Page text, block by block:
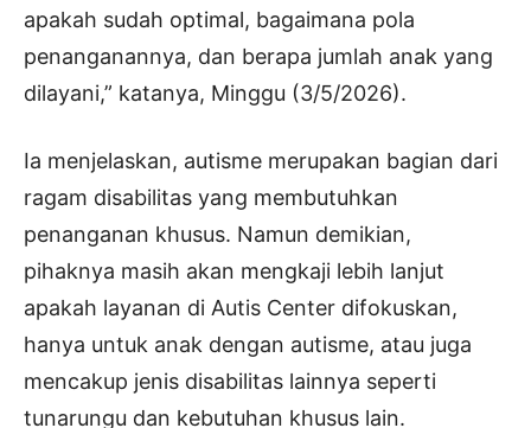
apakah sudah optimal, bagaimana pola
penanganannya, dan berapa jumlah anak yang
dilayani,” katanya, Minggu (3/5/2026).
Ia menjelaskan, autisme merupakan bagian dari
ragam disabilitas yang membutuhkan
penanganan khusus. Namun demikian,
pihaknya masih akan mengkaji lebih lanjut
apakah layanan di Autis Center difokuskan,
hanya untuk anak dengan autisme, atau juga
mencakup jenis disabilitas lainnya seperti
tunarungu dan kebutuhan khusus lain.